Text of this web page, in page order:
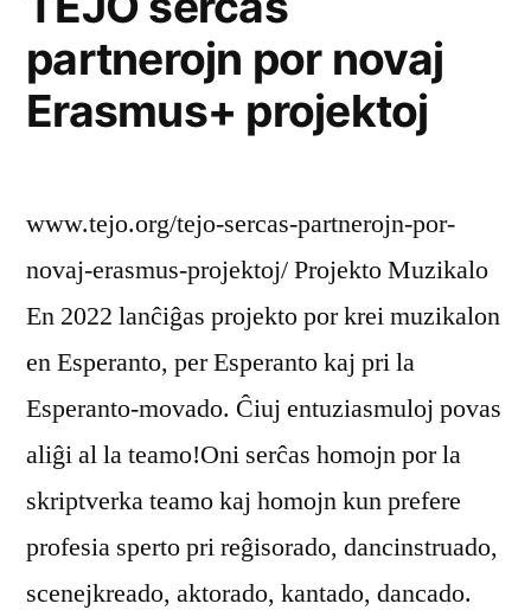
partnerojn por novaj
Erasmus+ projektoj
www.tejo.org/tejo-sercas-partnerojn-por-
novaj-erasmus-projektoj/ Projekto Muzikalo
En 2022 lanĉiĝas projekto por krei muzikalon
en Esperanto, per Esperanto kaj pri la
Esperanto-movado. Ĉiuj entuziasmuloj povas
aliĝi al la teamo!Oni serĉas homojn por la
skriptverka teamo kaj homojn kun prefere
profesia sperto pri reĝisorado, dancinstruado,
scenejkreado, aktorado, kantado, dancado.